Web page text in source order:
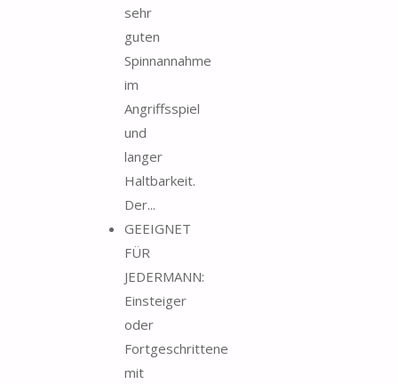
sehr
guten
Spinnannahme
im
Angriffsspiel
und
langer
Haltbarkeit.
Der...
GEEIGNET
FÜR
JEDERMANN:
Einsteiger
oder
Fortgeschrittene
mit